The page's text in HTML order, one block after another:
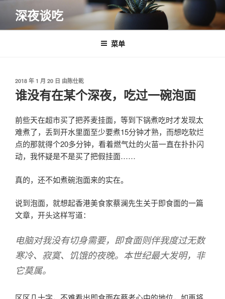
内
深夜谈吃
菜单
发
布
于
2018 年 1 月 20 日 由陈仕乾
谁没有在某个深夜，吃过一碗泡面
前些天在超市买了把荞麦挂面，等到下锅煮吃时才发现太
难煮了，丢到开水里面至少要煮15分钟才熟，而想吃软烂
点的那就得个20多分钟，看着燃气灶的火苗一直在扑扑闪
动，我怀疑是不是买了把假挂面……
真的，还不如煮碗泡面来的实在。
说到泡面，就想起香港美食家蔡澜先生关于即食面的一篇
文章，开头这样写道：
电脑对我没有切身需要，即食面则伴我度过无数
寒冷、寂寞、饥饿的夜晚。本世纪最大发明，非
它莫属。